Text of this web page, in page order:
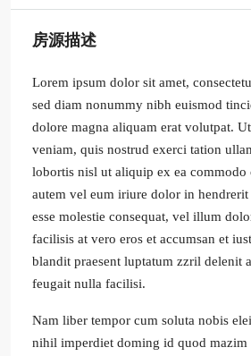
房源描述
Lorem ipsum dolor sit amet,
sed diam nonummy nibh euismod
dolore magna aliquam erat volutpat.
veniam, quis nostrud exerci tation
lobortis nisl ut aliquip ex ea commodo
autem vel eum iriure dolor in
esse molestie consequat, vel illum
facilisis at vero eros et accumsan et
blandit praesent luptatum zzril delenit
feugait nulla facilisi.
Nam liber tempor cum soluta nobis
nihil imperdiet doming id quod mazim